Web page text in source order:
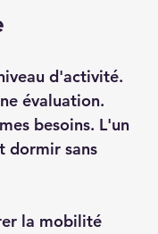
d'activité.
évaluation.
besoins. L'un
dormir sans
la mobilité